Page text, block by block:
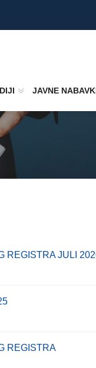
JAVNE
REGISTRA JULI
REGISTRA